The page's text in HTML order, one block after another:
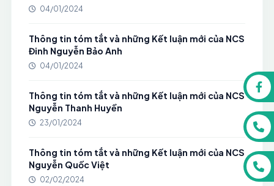
04/01/2024
Thông tin tóm tắt và những Kết luận mới của NCS
Đinh Nguyễn Bảo Anh
04/01/2024
Thông tin tóm tắt và những Kết luận mới của NCS
Nguyễn Thanh Huyền
23/01/2024
Thông tin tóm tắt và những Kết luận mới của NCS
Nguyễn Quốc Việt
02/02/2024